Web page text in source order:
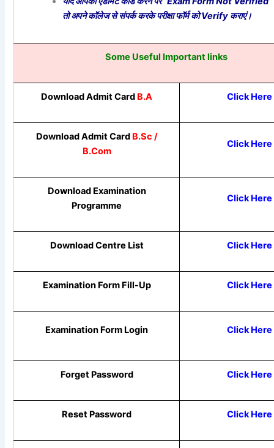
तो अपने कॉलेज से संपर्क करके परीक्षा फॉर्म को Verify कराएं।
Some Useful Important links
Download Admit Card B.A Click Here
Download Admit Card B.Sc /
B.Com
Click Here
Download Examination
Programme
Click Here
Download Centre List Click Here
Examination Form Fill-Up Click Here
Examination Form Login Click Here
Forget Password Click Here
Reset Password Click Here